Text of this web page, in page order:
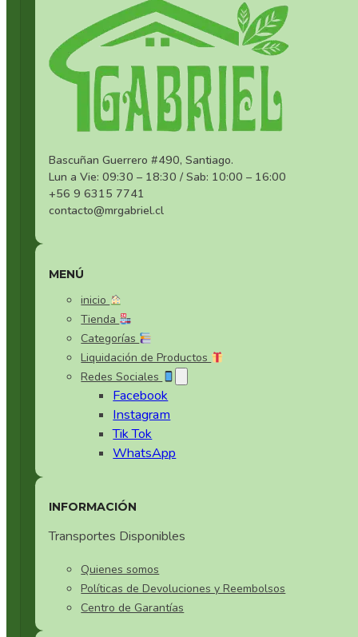
Bascuñan Guerrero #490, Santiago.
Lun a Vie: 09:30 – 18:30 / Sab: 10:00 – 16:00
+56 9 6315 7741
contacto@mrgabriel.cl
MENÚ
inicio
Tienda
Categorías
Liquidación de Productos
Redes Sociales
Facebook
Instagram
Tik Tok
WhatsApp
INFORMACIÓN
Transportes Disponibles
Quienes somos
Políticas de Devoluciones y Reembolsos
Centro de Garantías